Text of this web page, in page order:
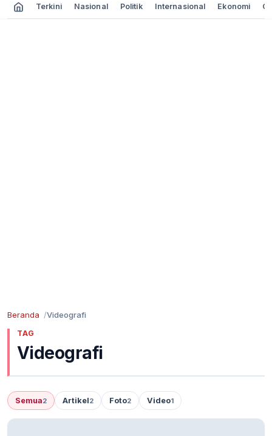
Terkini Nasional Politik Internasional Ekonomi
Beranda Videografi
TAG
Videografi
Semua2 Artikel2 Foto2 Video1